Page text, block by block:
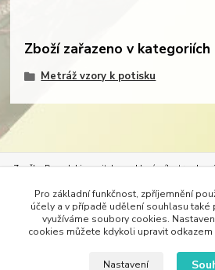
Zboží zařazeno v kategoriích
Metráž vzory k potisku
Značka Demedal je nositelem exkluzívního trendu
i pracovního stylu. Vždy nejlépe padne oděv, který
potiskem vhodné látky si dopřejete dokonalé dámské
do tanečních, tuniky, kabáty, kalhoty či třeba
designem a hned máte nové tapety, ubrusy, přehozy
Pro základní funkčnost, zpříjemnění
účely a v případě udělení souhlasu také
využíváme soubory cookies.
cookies můžete kdykoli upravit
Nastavení